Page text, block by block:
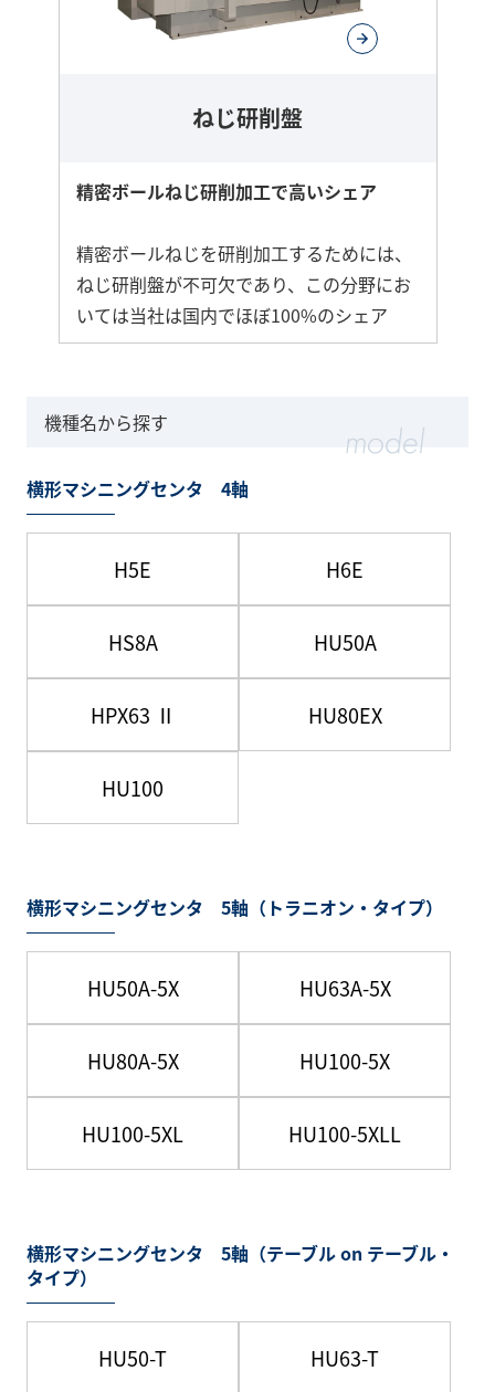
ねじ研削盤
精密ボールねじ研削加工で高いシェア
精密ボールねじを研削加工するためには、
ねじ研削盤が不可欠であり、この分野にお
いては当社は国内でほぼ100%のシェア
機種名から探す
横形マシニングセンタ 4軸
H5E H6E
HS8A HU50A
HPX63 Ⅱ HU80EX
HU100
横形マシニングセンタ 5軸（トラニオン・タイプ）
HU50A-5X HU63A-5X
HU80A-5X HU100-5X
HU100-5XL HU100-5XLL
横形マシニングセンタ 5軸（テーブル on テーブル・
タイプ）
HU50-T HU63-T